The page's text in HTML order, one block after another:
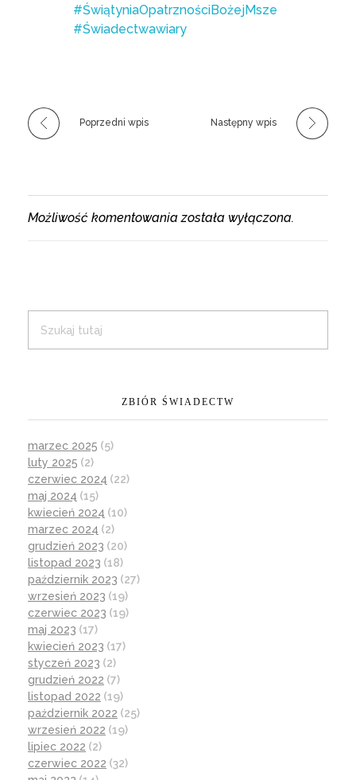
#ŚwiątyniaOpatrznościBożejMsze
#Świadectwawiary
Poprzedni wpis Następny wpis
Możliwość komentowania została wyłączona.
ZBIÓR ŚWIADECTW
marzec 2025 (5)
luty 2025 (2)
czerwiec 2024 (22)
maj 2024 (15)
kwiecień 2024 (10)
marzec 2024 (2)
grudzień 2023 (20)
listopad 2023 (18)
październik 2023 (27)
wrzesień 2023 (19)
czerwiec 2023 (19)
maj 2023 (17)
kwiecień 2023 (17)
styczeń 2023 (2)
grudzień 2022 (7)
listopad 2022 (19)
październik 2022 (25)
wrzesień 2022 (19)
lipiec 2022 (2)
czerwiec 2022 (32)